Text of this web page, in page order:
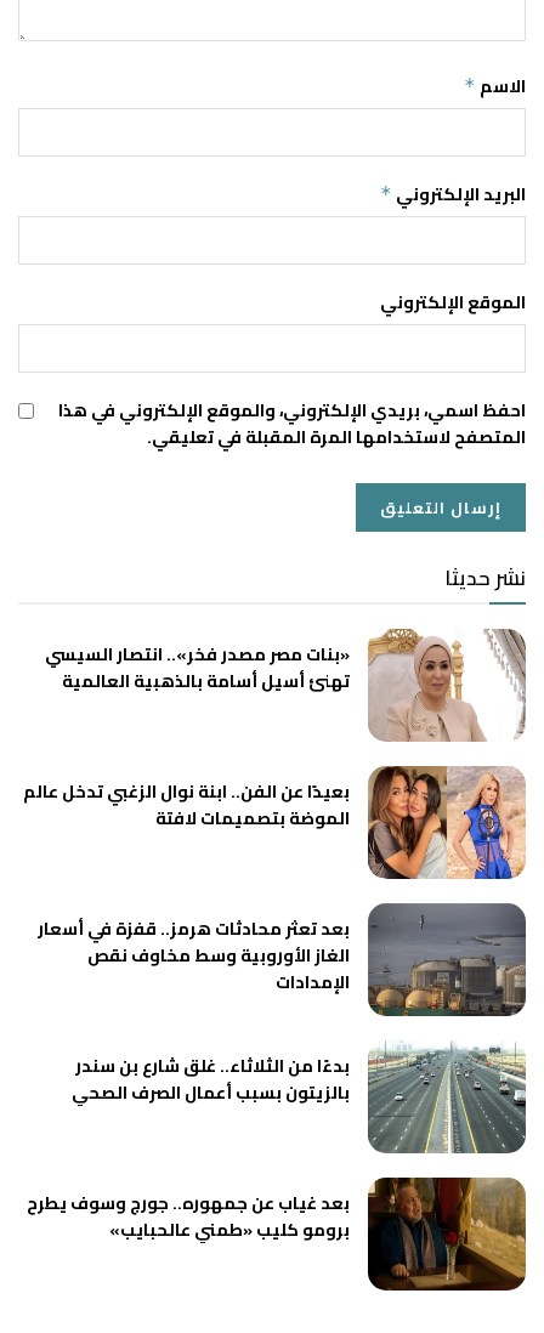
الاسم *
البريد الإلكتروني *
الموقع الإلكتروني
احفظ اسمي، بريدي الإلكتروني، والموقع الإلكتروني في هذا
المتصفح لاستخدامها المرة المقبلة في تعليقي.
نشر حديثا
«بنات مصر مصدر فخر».. انتصار السيسي
تهنئ أسيل أسامة بالذهبية العالمية
بعيدًا عن الفن.. ابنة نوال الزغبي تدخل عالم
الموضة بتصميمات لافتة
بعد تعثر محادثات هرمز.. قفزة في أسعار
الغاز الأوروبية وسط مخاوف نقص
الإمدادات
بدءًا من الثلاثاء.. غلق شارع بن سندر
بالزيتون بسبب أعمال الصرف الصحي
بعد غياب عن جمهوره.. جورج وسوف يطرح
برومو كليب «طمني عالحبايب»